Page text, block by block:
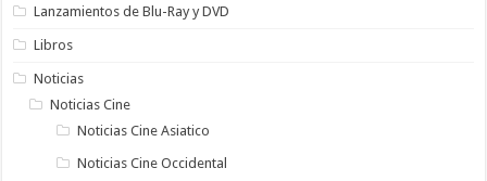
Lanzamientos de Blu-Ray y DVD
Libros
Noticias
Noticias Cine
Noticias Cine Asiatico
Noticias Cine Occidental